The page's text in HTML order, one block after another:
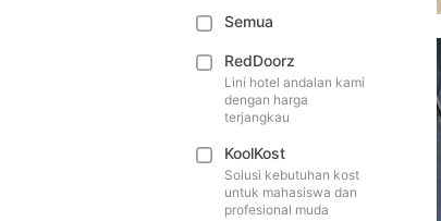
Semua
RedDoorz
Lini hotel andalan kami
dengan harga
terjangkau
KoolKost
Solusi kebutuhan kost
untuk mahasiswa dan
profesional muda